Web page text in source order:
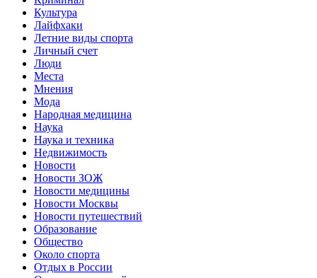
Культура
Лайфхаки
Летние виды спорта
Личный счет
Люди
Места
Мнения
Мода
Народная медицина
Наука
Наука и техника
Недвижимость
Новости
Новости ЗОЖ
Новости медицины
Новости Москвы
Новости путешествий
Образование
Общество
Около спорта
Отдых в России